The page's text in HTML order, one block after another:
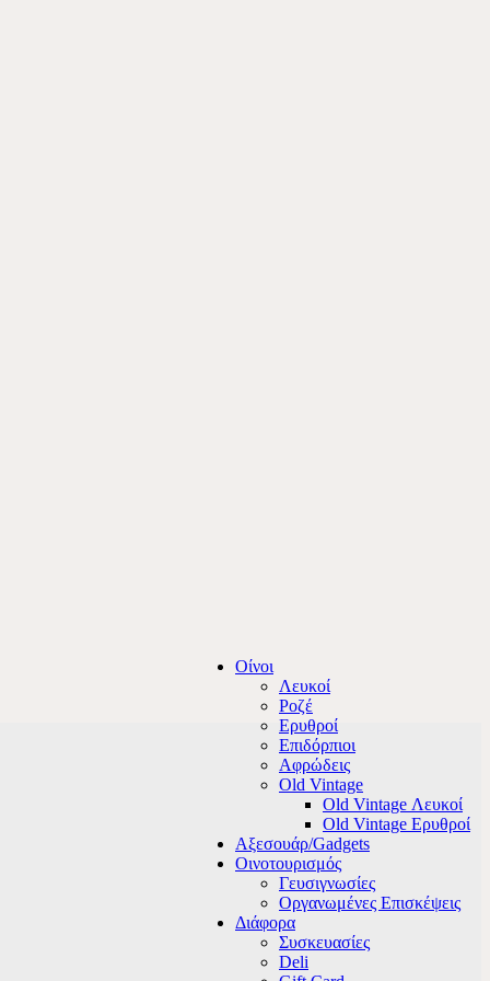
Οίνοι
Λευκοί
Ροζέ
Ερυθροί
Επιδόρπιοι
Αφρώδεις
Old Vintage
Old Vintage Λευκοί
Old Vintage Ερυθροί
Αξεσουάρ/Gadgets
Οινοτουρισμός
Γευσιγνωσίες
Οργανωμένες Επισκέψεις
Διάφορα
Συσκευασίες
Deli